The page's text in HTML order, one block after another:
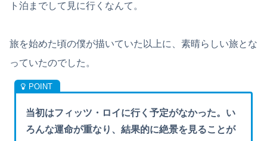
ト泊までして見に行くなんて。
旅を始めた頃の僕が描いていた以上に、素晴らしい旅とな
っていたのでした。
当初はフィッツ・ロイに行く予定がなかった。い
ろんな運命が重なり、結果的に絶景を見ることが